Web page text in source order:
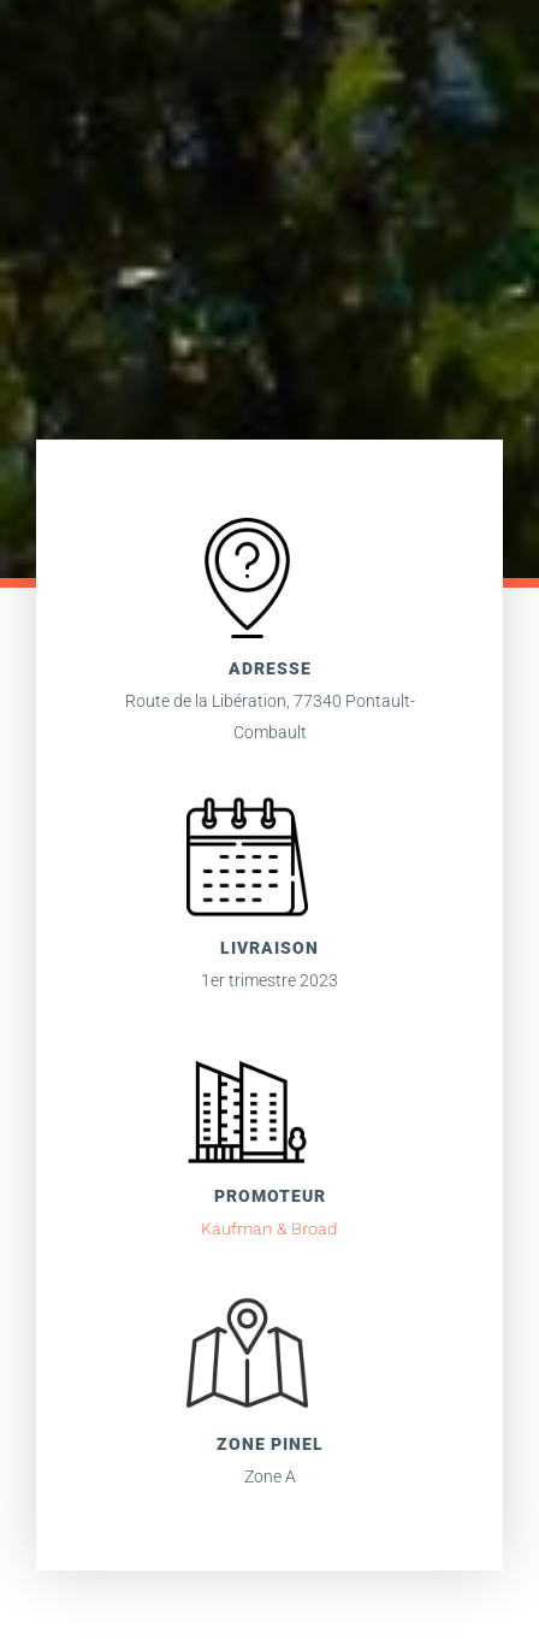
ADRESSE
Route de la Libération, 77340 Pontault-
Combault
LIVRAISON
1er trimestre 2023
PROMOTEUR
Kaufman & Broad
ZONE PINEL
Zone A